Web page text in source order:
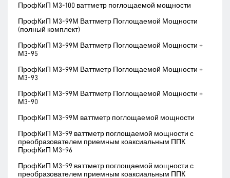
ПрофКиП М3-100 ваттметр поглощаемой мощности
ПрофКиП М3-99М Ваттметр Поглощаемой Мощности
(полный комплект)
ПрофКиП М3-99М Ваттметр Поглощаемой Мощности +
М3-95
ПрофКиП М3-99М Ваттметр Поглощаемой Мощности +
М3-93
ПрофКиП М3-99М Ваттметр Поглощаемой Мощности +
М3-90
ПрофКиП М3-99М ваттметр поглощаемой мощности
ПрофКиП М3-99 ваттметр поглощаемой мощности с
преобразователем приемным коаксиальным ППК
ПрофКиП М3-96
ПрофКиП М3-99 ваттметр поглощаемой мощности с
преобразователем приемным коаксиальным ППК